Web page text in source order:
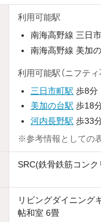
利用可能駅
南海高野線 三日
南海高野線 美加
利用可能駅（ニフティ
三日市町駅 歩8分
美加の台駅 歩18
河内長野駅 歩33
※参考情報としての
SRC(鉄骨鉄筋コンク
リビングダイニング
帖和室 6畳